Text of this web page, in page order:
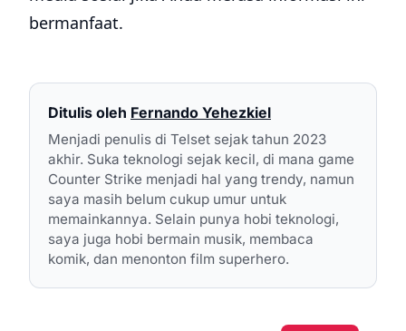
bermanfaat.
Ditulis oleh Fernando Yehezkiel
Menjadi penulis di Telset sejak tahun 2023
akhir. Suka teknologi sejak kecil, di mana game
Counter Strike menjadi hal yang trendy, namun
saya masih belum cukup umur untuk
memainkannya. Selain punya hobi teknologi,
saya juga hobi bermain musik, membaca
komik, dan menonton film superhero.